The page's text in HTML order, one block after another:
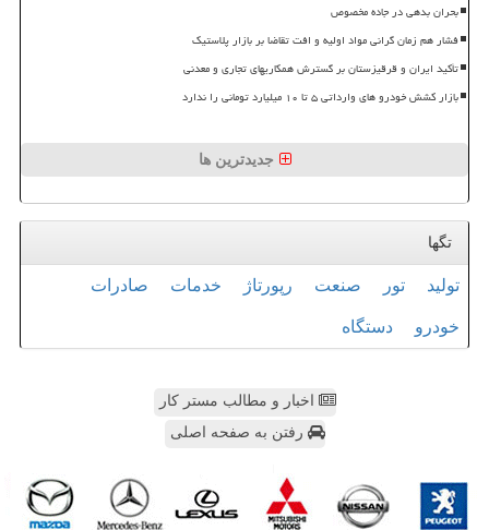
بحران بدهی در جاده مخصوص
فشار هم زمان گرانی مواد اولیه و افت تقاضا بر بازار پلاستیک
تأکید ایران و قرقیزستان بر گسترش همکاریهای تجاری و معدنی
بازار کشش خودرو های وارداتی ۵ تا ۱۰ میلیارد تومانی را ندارد
جدیدترین ها
تگها
تولید تور صنعت رپورتاژ خدمات صادرات
خودرو دستگاه
اخبار و مطالب مستر کار
رفتن به صفحه اصلی